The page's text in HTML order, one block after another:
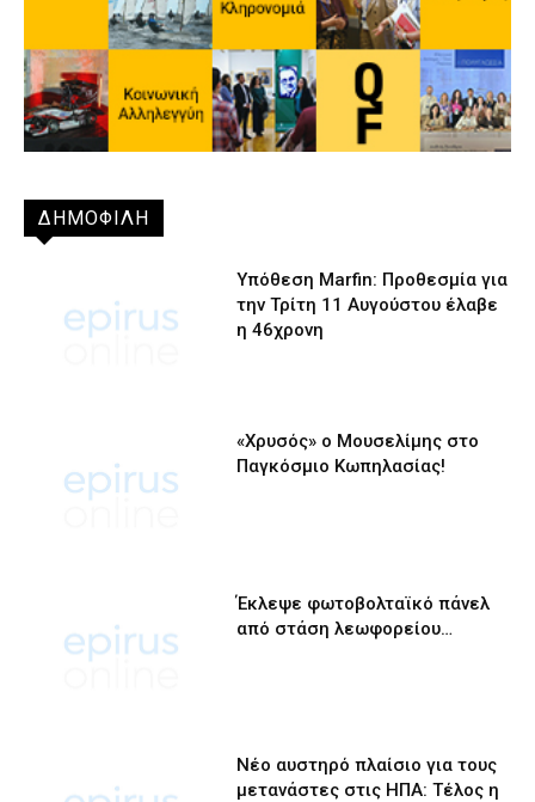
ΔΗΜΟΦΙΛΗ
Υπόθεση Marfin: Προθεσμία για
την Τρίτη 11 Αυγούστου έλαβε
η 46χρονη
«Χρυσός» ο Μουσελίμης στο
Παγκόσμιο Κωπηλασίας!
Έκλεψε φωτοβολταϊκό πάνελ
από στάση λεωφορείου…
Νέο αυστηρό πλαίσιο για τους
μετανάστες στις ΗΠΑ: Τέλος η